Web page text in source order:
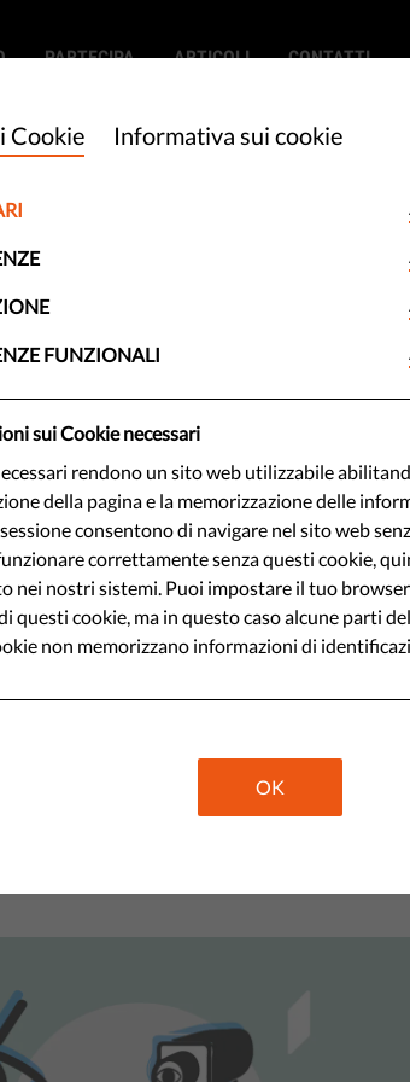
PARTECIPA ARTICOLI CONTATTI
europea
gli
sui minori
ha buone
crittografia e
compresi quelli dei
pericoloso anche senza
Europa.
Cookie Informativa sui cookie
FUNZIONALI
sui Cookie necessari
rendono un sito web utilizzabile
della pagina e la memorizzazione delle
consentono di navigare nel sito web
correttamente senza questi cookie,
nei nostri sistemi. Puoi impostare il tuo
questi cookie, ma in questo caso alcune parti
non memorizzano informazioni di
OK